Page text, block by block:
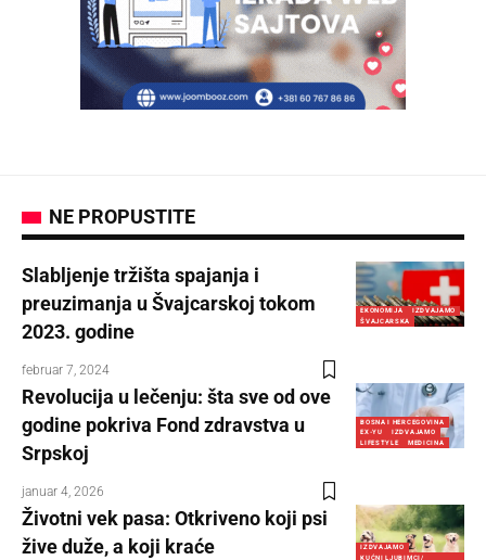
NE PROPUSTITE
EKONOMIJA
IZDVAJAMO
ŠVAJCARSKA
Slabljenje tržišta spajanja i
preuzimanja u Švajcarskoj tokom
2023. godine
februar 7, 2024
BOSNA I HERCEGOVINA
EX-YU
IZDVAJAMO
LIFESTYLE
MEDICINA
Revolucija u lečenju: šta sve od ove
godine pokriva Fond zdravstva u
Srpskoj
januar 4, 2026
IZDVAJAMO
KUĆNI LJUBIMCI/
Životni vek pasa: Otkriveno koji psi
žive duže, a koji kraće